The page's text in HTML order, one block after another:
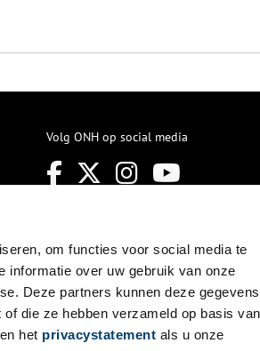
om functies voor social media te
informatie over uw gebruik van onze
Deze partners kunnen deze gegevens
die ze hebben verzameld op basis van
het privacystatement als u onze
Volg ONH op social media